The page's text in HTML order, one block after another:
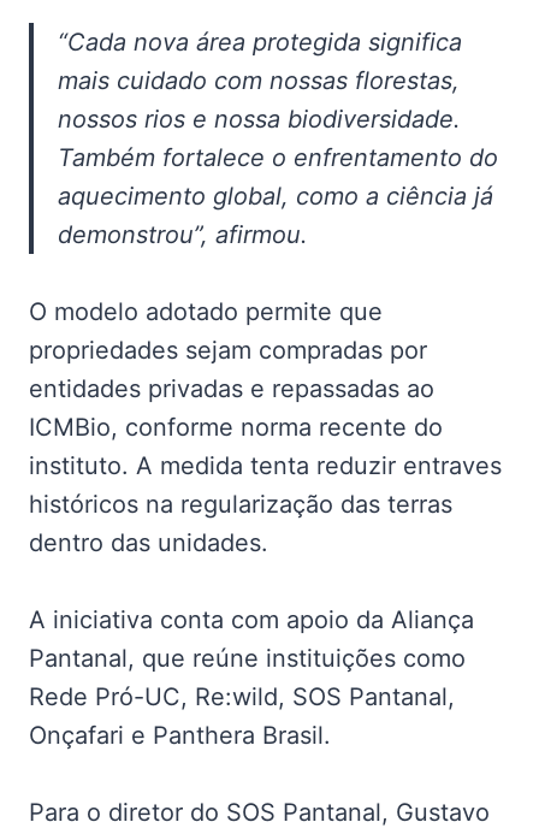
“Cada nova área protegida significa
mais cuidado com nossas florestas,
nossos rios e nossa biodiversidade.
Também fortalece o enfrentamento do
aquecimento global, como a ciência já
demonstrou”, afirmou.
O modelo adotado permite que
propriedades sejam compradas por
entidades privadas e repassadas ao
ICMBio, conforme norma recente do
instituto. A medida tenta reduzir entraves
históricos na regularização das terras
dentro das unidades.
A iniciativa conta com apoio da Aliança
Pantanal, que reúne instituições como
Rede Pró-UC, Re:wild, SOS Pantanal,
Onçafari e Panthera Brasil.
Para o diretor do SOS Pantanal, Gustavo